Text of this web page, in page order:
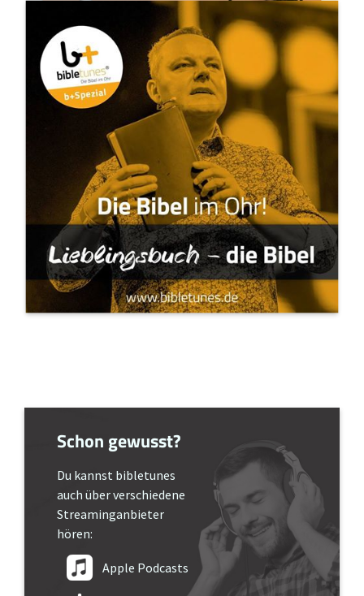
Schon gewusst?
Du kannst bibletunes
auch über verschiedene
Streaminganbieter
hören:
Apple Podcasts